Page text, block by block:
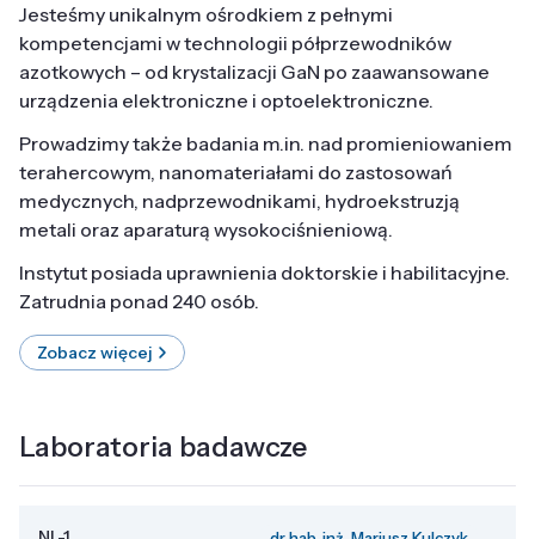
Jesteśmy unikalnym ośrodkiem z pełnymi
kompetencjami w technologii półprzewodników
azotkowych – od krystalizacji GaN po zaawansowane
urządzenia elektroniczne i optoelektroniczne.
Prowadzimy także badania m.in. nad promieniowaniem
terahercowym, nanomateriałami do zastosowań
medycznych, nadprzewodnikami, hydroekstruzją
metali oraz aparaturą wysokociśnieniową.
Instytut posiada uprawnienia doktorskie i habilitacyjne.
Zatrudnia ponad 240 osób.
Zobacz więcej
Laboratoria badawcze